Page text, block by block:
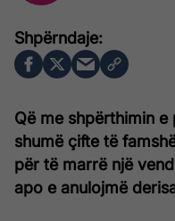
Që me shpërthimin
shumë çifte të
për të marrë një
apo e anulojmë